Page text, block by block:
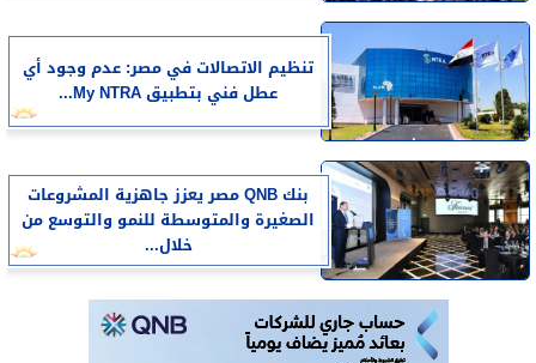
تنظيم الاتصالات في مصر: عدم وجود أي
عطل فني بتطبيق My NTRA...
بنك QNB مصر يعزز جاهزية المشروعات
الصغيرة والمتوسطة للنمو والتوسع من
خلال...